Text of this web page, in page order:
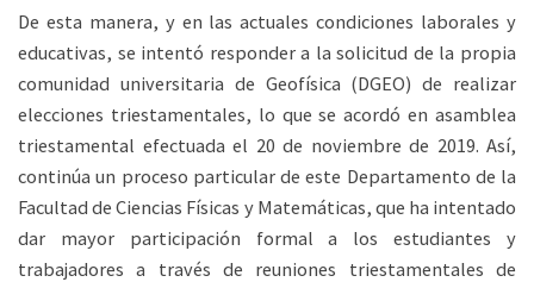
De esta manera, y en las actuales condiciones laborales y
educativas, se intentó responder a la solicitud de la propia
comunidad universitaria de Geofísica (DGEO) de realizar
elecciones triestamentales, lo que se acordó en asamblea
triestamental efectuada el 20 de noviembre de 2019. Así,
continúa un proceso particular de este Departamento de la
Facultad de Ciencias Físicas y Matemáticas, que ha intentado
dar mayor participación formal a los estudiantes y
trabajadores a través de reuniones triestamentales de